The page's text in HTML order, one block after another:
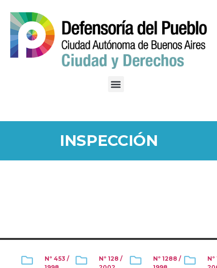
INSPECCIÓN
Nº 453 /
Nº 128 /
Nº 1288 /